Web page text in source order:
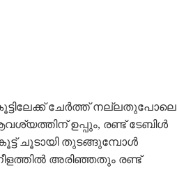
ചേർത്ത് നല്ലതുപോലെ
ഉപ്പും, രണ്ട് ടേബിൾ
ചൂടായി തുടങ്ങുമ്പോൾ
അരിഞ്ഞതും രണ്ട്